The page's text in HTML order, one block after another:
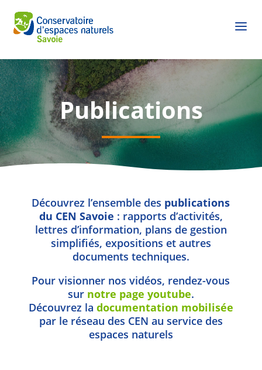
Publications
Découvrez l’ensemble des publications
du CEN Savoie : rapports d’activités,
lettres d’information, plans de gestion
simplifiés, expositions et autres
documents techniques.
Pour visionner nos vidéos, rendez-vous
sur notre page youtube.
Découvrez la documentation mobilisée
par le réseau des CEN au service des
espaces naturels